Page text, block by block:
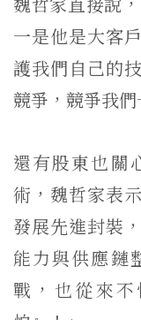
一是他是大客
護我們自己的
競爭，競爭我們
還有股東也關
術，魏哲家表
發展先進封裝
能力與供應鏈
戰，也從來